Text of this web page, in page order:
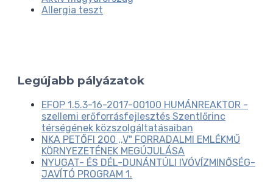
Allergia teszt
Legújabb pályázatok
EFOP 1.5.3-16-2017-00100 HUMÁNREAKTOR -
szellemi erőforrásfejlesztés Szentlőrinc
térségének közszolgáltatásaiban
NKA PETŐFI 200 ,,V" FORRADALMI EMLÉKMŰ
KÖRNYEZETÉNEK MEGÚJULÁSA
NYUGAT- ÉS DÉL-DUNÁNTÚLI IVÓVÍZMINŐSÉG-
JAVÍTÓ PROGRAM 1.